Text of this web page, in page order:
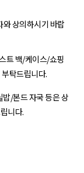
와 상의하시기 바랍
트 백/케이스/쇼핑
탁드립니다.
/본드 자국 등은 상
니다.